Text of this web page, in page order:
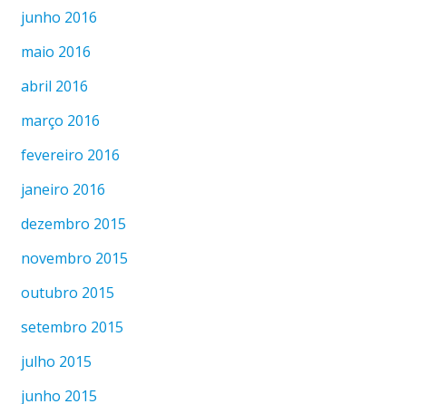
junho 2016
maio 2016
abril 2016
março 2016
fevereiro 2016
janeiro 2016
dezembro 2015
novembro 2015
outubro 2015
setembro 2015
julho 2015
junho 2015